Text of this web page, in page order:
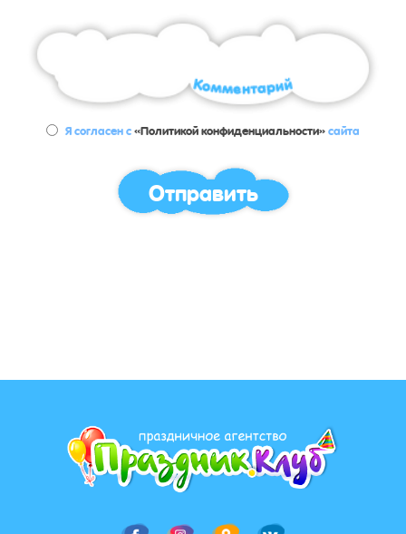
Я согласен с«Политикой конфиденциальности»сайта
Отправить